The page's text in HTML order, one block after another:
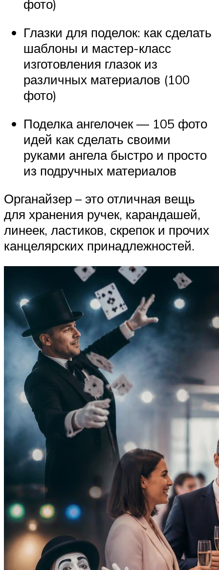
фото)
Глазки для поделок: как сделать
шаблоны и мастер-класс
изготовления глазок из
различных материалов (100
фото)
Поделка ангелочек — 105 фото
идей как сделать своими
руками ангела быстро и просто
из подручных материалов
Органайзер – это отличная вещь
для хранения ручек, карандашей,
линеек, ластиков, скрепок и прочих
канцелярских принадлежностей.